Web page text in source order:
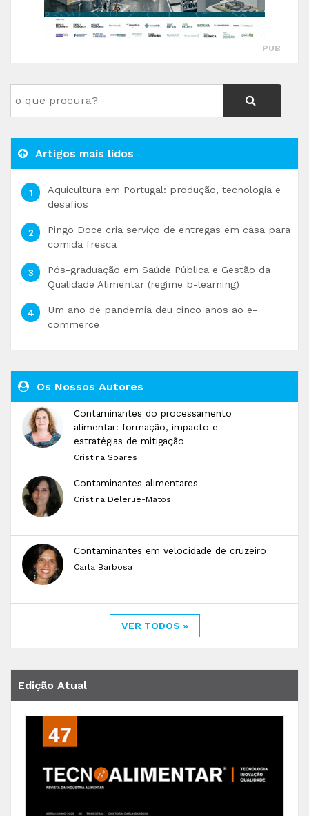
PUB
Artigos mais lidos
Aquicultura em Portugal: produção, tecnologia e
desafios
Pingo Doce cria serviço de entregas em casa para
comida fresca
Pós-graduação em Saúde Pública e Gestão da
Qualidade Alimentar (regime b-learning)
Um ano de pandemia deu cinco anos ao e-
commerce
Os Nossos Autores
Contaminantes do processamento
alimentar: formação, impacto e
estratégias de mitigação
Cristina Soares
Contaminantes alimentares
Cristina Delerue-Matos
Contaminantes em velocidade de cruzeiro
Carla Barbosa
VER TODOS »
Edição Atual